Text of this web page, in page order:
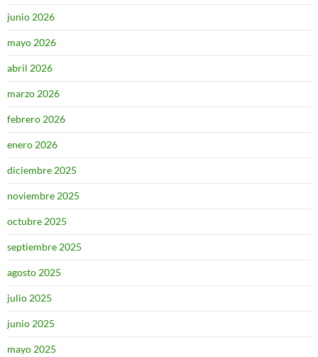
junio 2026
mayo 2026
abril 2026
marzo 2026
febrero 2026
enero 2026
diciembre 2025
noviembre 2025
octubre 2025
septiembre 2025
agosto 2025
julio 2025
junio 2025
mayo 2025